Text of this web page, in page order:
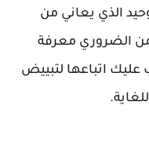
الذي يعاني من
الضروري معرفة
اتباعها لتبييض